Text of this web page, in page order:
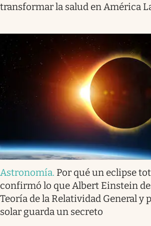
transformar la salud en América
Astronomía. Por qué un eclipse
confirmó lo que Albert Einstein
Teoría de la Relatividad General y
solar guarda un secreto